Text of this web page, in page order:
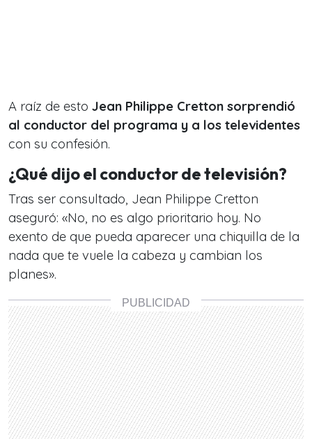
A raíz de esto Jean Philippe Cretton sorprendió
al conductor del programa y a los televidentes
con su confesión.
¿Qué dijo el conductor de televisión?
Tras ser consultado, Jean Philippe Cretton
aseguró: «No, no es algo prioritario hoy. No
exento de que pueda aparecer una chiquilla de la
nada que te vuele la cabeza y cambian los
planes».